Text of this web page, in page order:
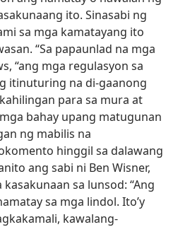
ito. Sinasabi ng
sa mga kamatayang ito
“Sa papaunlad na mga
“ang mga regulasyon sa
itinuturing na di-gaanong
para sa mura at
bahay upang matugunan
ng mabilis na
hinggil sa dalawang
ang sabi ni Ben Wisner,
sa lunsod: “Ang
sa mga lindol. Ito’y
kawalang-